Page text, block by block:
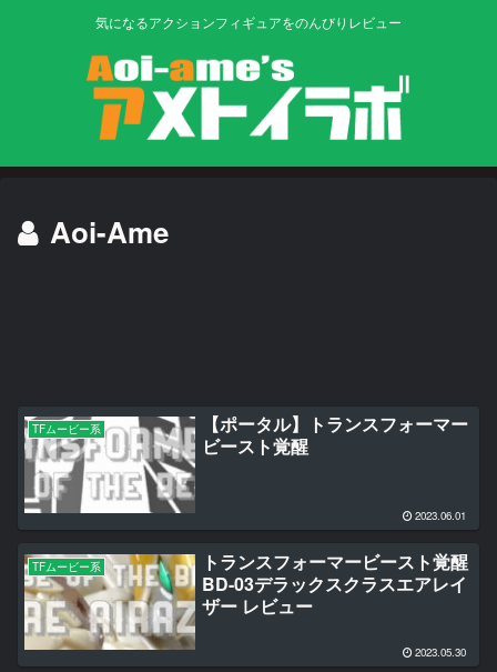
気になるアクションフィギュアをのんびりレビュー
Aoi-Ame
TFムービー系
【ポータル】トランスフォーマー
ビースト覚醒
2023.06.01
TFムービー系
トランスフォーマービースト覚醒
BD-03デラックスクラスエアレイ
ザー レビュー
2023.05.30